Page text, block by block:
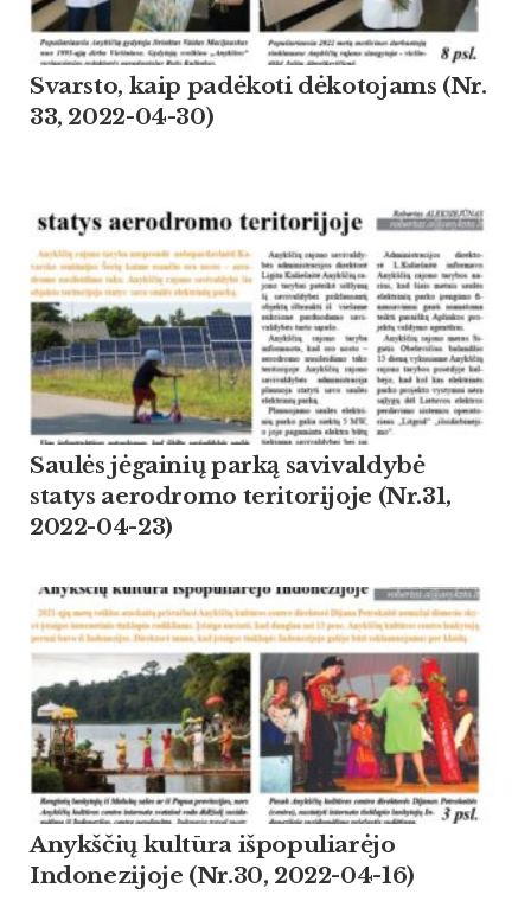
Svarsto, kaip padėkoti dėkotojams (Nr.
33, 2022-04-30)
Saulės jėgainių parką savivaldybė
statys aerodromo teritorijoje (Nr.31,
2022-04-23)
Anykščių kultūra išpopuliarėjo
Indonezijoje (Nr.30, 2022-04-16)